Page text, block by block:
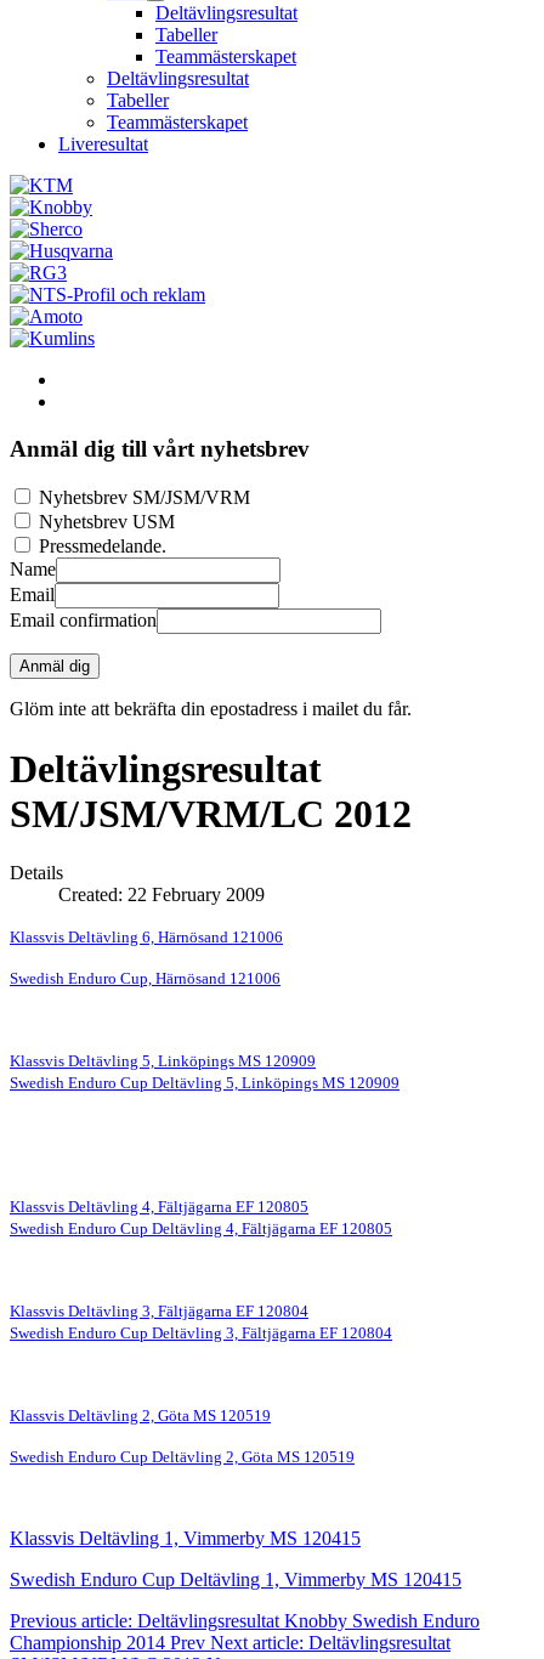
Deltävlingsresultat
Tabeller
Teammästerskapet
Deltävlingsresultat
Tabeller
Teammästerskapet
Liveresultat
Anmäl dig till vårt nyhetsbrev
Nyhetsbrev SM/JSM/VRM
Nyhetsbrev USM
Pressmedelande.
Name
Email
Email confirmation
Anmäl dig
Glöm inte att bekräfta din epostadress i mailet du får.
Deltävlingsresultat
SM/JSM/VRM/LC 2012
Details
Created: 22 February 2009
Klassvis Deltävling 6, Härnösand 121006
Swedish Enduro Cup, Härnösand 121006
Klassvis Deltävling 5, Linköpings MS 120909
Swedish Enduro Cup Deltävling 5, Linköpings MS 120909
Klassvis Deltävling 4, Fältjägarna EF 120805
Swedish Enduro Cup Deltävling 4, Fältjägarna EF 120805
Klassvis Deltävling 3, Fältjägarna EF 120804
Swedish Enduro Cup Deltävling 3, Fältjägarna EF 120804
Klassvis Deltävling 2, Göta MS 120519
Swedish Enduro Cup Deltävling 2, Göta MS 120519
Klassvis Deltävling 1, Vimmerby MS 120415
Swedish Enduro Cup Deltävling 1, Vimmerby MS 120415
Previous article: Deltävlingsresultat Knobby Swedish Enduro
Championship 2014 Prev Next article: Deltävlingsresultat